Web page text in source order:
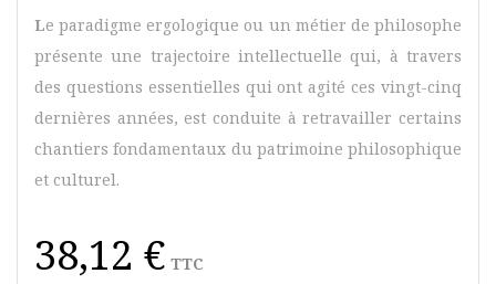
Le paradigme ergologique ou un métier de philosophe
présente une trajectoire intellectuelle qui, à travers
des questions essentielles qui ont agité ces vingt-cinq
dernières années, est conduite à retravailler certains
chantiers fondamentaux du patrimoine philosophique
et culturel.
38,12 € TTC